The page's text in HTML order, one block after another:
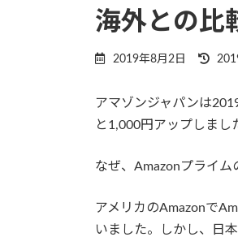
海外との比
2019年8月2日
Last
アマゾンジャパンは
と1,000円アップしまし
なぜ、Amazonプライム
アメリカのAmazonで
いました。しかし、日